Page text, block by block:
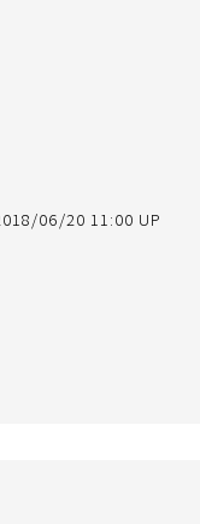
06/20 11:00 UP